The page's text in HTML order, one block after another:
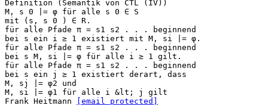
Definition (Semantik von CTL (IV))
M, s 0 |= φ für alle s 0 ∈ S
mit (s, s 0 ) ∈ R.
für alle Pfade π = s1 s2 . . . beginnend
bei s ein i ≥ 1 existiert mit M, si |= φ.
für alle Pfade π = s1 s2 . . . beginnend
bei s M, si |= φ für alle i ≥ 1 gilt.
für alle Pfade π = s1 s2 . . . beginnend
bei s ein j ≥ 1 existiert derart, dass
M, sj |= φ2 und
M, si |= φ1 für alle i &lt; j gilt
Frank Heitmann
[email protected]